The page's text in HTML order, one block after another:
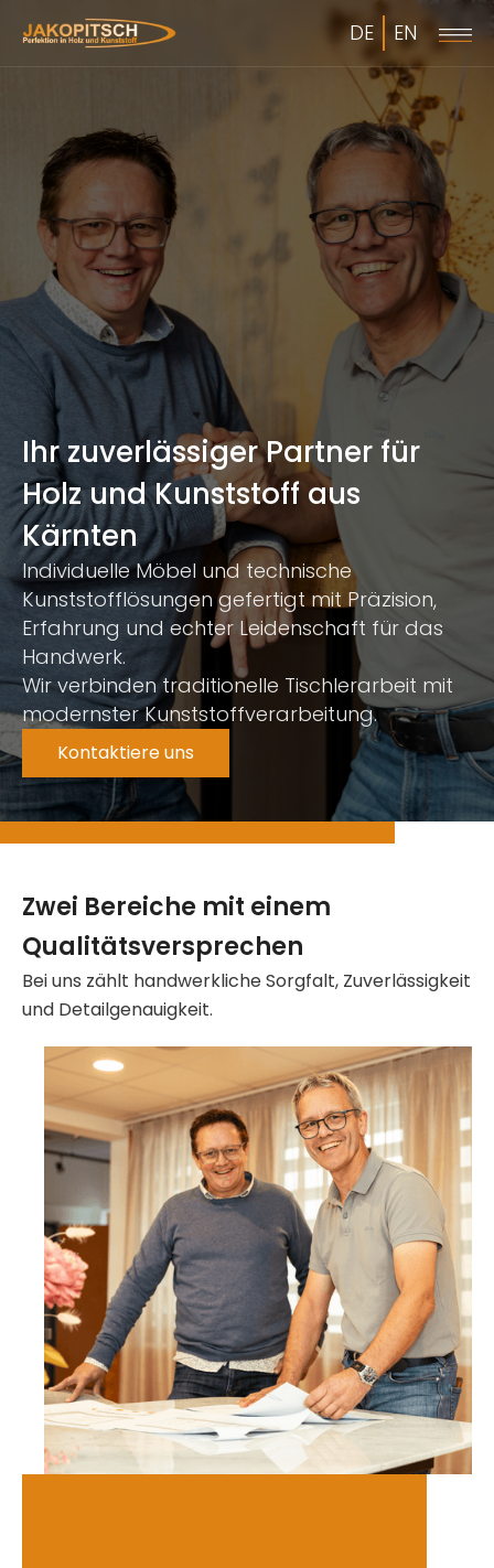
DE EN
Ihr zuverlässiger Partner für
Holz und Kunststoff aus
Kärnten
Individuelle Möbel und technische
Kunststofflösungen gefertigt mit Präzision,
Erfahrung und echter Leidenschaft für das
Handwerk.
Wir verbinden traditionelle Tischlerarbeit mit
modernster Kunststoffverarbeitung.
Kontaktiere uns
Zwei Bereiche mit einem
Qualitätsversprechen
Bei uns zählt handwerkliche Sorgfalt, Zuverlässigkeit
und Detailgenauigkeit.